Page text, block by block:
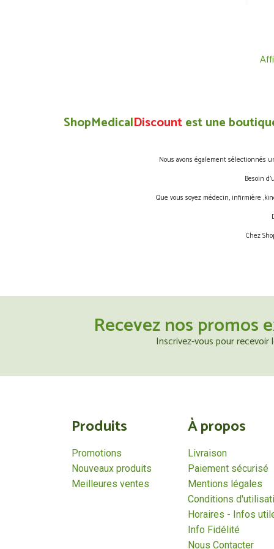
ShopMedicalDiscountest une
Nous avons également sélectionnés
Besoin
Que vous soyez médecin, infirmière
Chez
Recevez nos promos
Inscrivez-vous pour
Produits
Promotions
Nouveaux produits
Meilleures ventes
À propos
Livraison
Paiement sécurisé
Mentions légales
Conditions
Horaires - Infos
Info Fidélité
Nous Contacter